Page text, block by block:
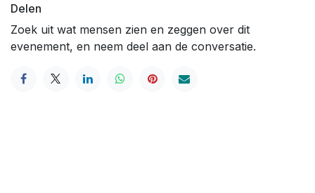
Delen
Zoek uit wat mensen zien en zeggen over dit
evenement, en neem deel aan de conversatie.